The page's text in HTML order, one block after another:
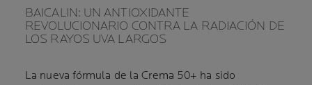
BAICALIN: UN ANTIOXIDANTE
REVOLUCIONARIO CONTRA LA RADIACIÓN DE
LOS RAYOS UVA LARGOS
La nueva fórmula de la Crema 50+ ha sido